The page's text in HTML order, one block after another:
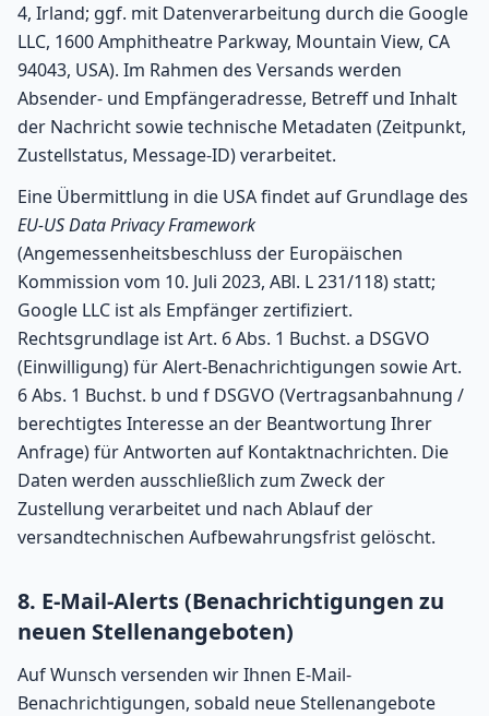
4, Irland; ggf. mit Datenverarbeitung durch die Google
LLC, 1600 Amphitheatre Parkway, Mountain View, CA
94043, USA). Im Rahmen des Versands werden
Absender- und Empfängeradresse, Betreff und Inhalt
der Nachricht sowie technische Metadaten (Zeitpunkt,
Zustellstatus, Message-ID) verarbeitet.
Eine Übermittlung in die USA findet auf Grundlage des
EU-US Data Privacy Framework
(Angemessenheitsbeschluss der Europäischen
Kommission vom 10. Juli 2023, ABl. L 231/118) statt;
Google LLC ist als Empfänger zertifiziert.
Rechtsgrundlage ist Art. 6 Abs. 1 Buchst. a DSGVO
(Einwilligung) für Alert-Benachrichtigungen sowie Art.
6 Abs. 1 Buchst. b und f DSGVO (Vertragsanbahnung /
berechtigtes Interesse an der Beantwortung Ihrer
Anfrage) für Antworten auf Kontaktnachrichten. Die
Daten werden ausschließlich zum Zweck der
Zustellung verarbeitet und nach Ablauf der
versandtechnischen Aufbewahrungsfrist gelöscht.
8. E-Mail-Alerts (Benachrichtigungen zu
neuen Stellenangeboten)
Auf Wunsch versenden wir Ihnen E-Mail-
Benachrichtigungen, sobald neue Stellenangebote